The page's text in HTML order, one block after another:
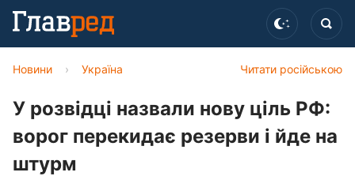
Читати російською
Новини › Україна
У розвідці назвали нову ціль РФ:
ворог перекидає резерви і йде на
штурм